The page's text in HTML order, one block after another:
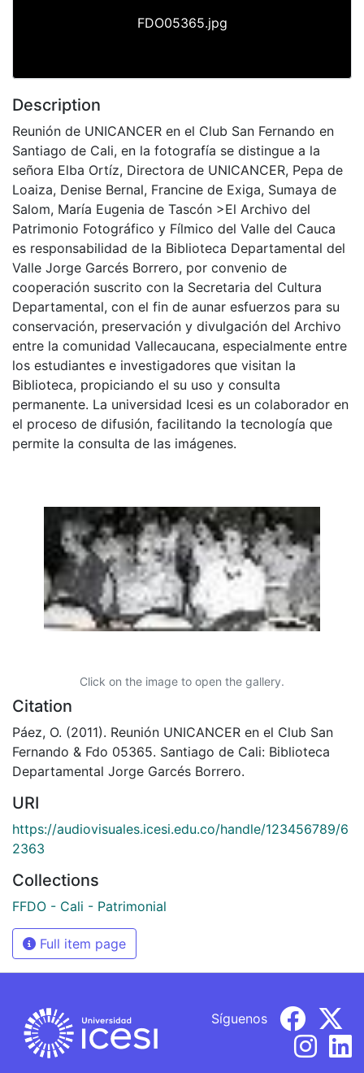
FDO05365.jpg
Description
Reunión de UNICANCER en el Club San Fernando en
Santiago de Cali, en la fotografía se distingue a la
señora Elba Ortíz, Directora de UNICANCER, Pepa de
Loaiza, Denise Bernal, Francine de Exiga, Sumaya de
Salom, María Eugenia de Tascón >El Archivo del
Patrimonio Fotográfico y Fílmico del Valle del Cauca
es responsabilidad de la Biblioteca Departamental del
Valle Jorge Garcés Borrero, por convenio de
cooperación suscrito con la Secretaria del Cultura
Departamental, con el fin de aunar esfuerzos para su
conservación, preservación y divulgación del Archivo
entre la comunidad Vallecaucana, especialmente entre
los estudiantes e investigadores que visitan la
Biblioteca, propiciando el su uso y consulta
permanente. La universidad Icesi es un colaborador en
el proceso de difusión, facilitando la tecnología que
permite la consulta de las imágenes.
Click on the image to open the gallery.
Citation
Páez, O. (2011). Reunión UNICANCER en el Club San
Fernando & Fdo 05365. Santiago de Cali: Biblioteca
Departamental Jorge Garcés Borrero.
URI
https://audiovisuales.icesi.edu.co/handle/123456789/6
2363
Collections
FFDO - Cali - Patrimonial
Full item page
Síguenos